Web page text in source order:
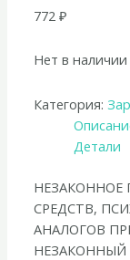
772₽
Нет в наличии
Категория:
Детали
НЕЗАКОННОЕ
СРЕДСТВ,
АНАЛОГОВ
НЕЗАКОННЫЙ